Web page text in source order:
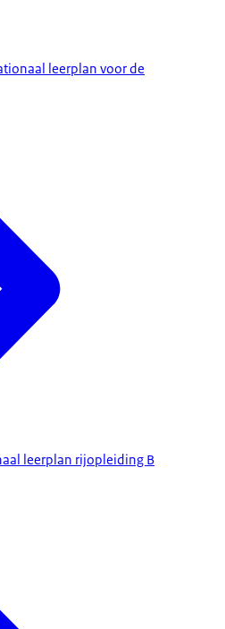
leerplan voor de
leerplan rijopleiding B